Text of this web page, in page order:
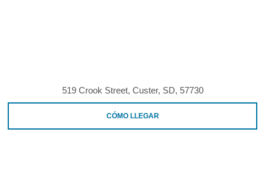
519 Crook Street, Custer, SD, 57730
CÓMO LLEGAR